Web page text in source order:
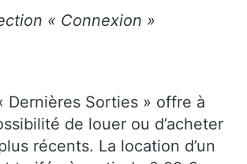
« Connexion »
Dernières Sorties » offre à
de louer ou d’acheter
récents. La location d’un